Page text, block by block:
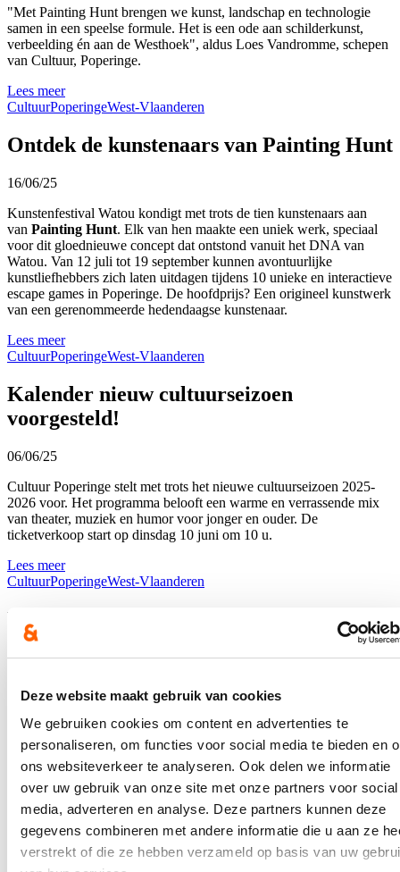
Deze website maakt gebruik van cookies
We gebruiken cookies om content en advertenties te
personaliseren, om functies voor social media te bieden en
ons websiteverkeer te analyseren. Ook delen we informatie
over uw gebruik van onze site met onze partners voor social
media, adverteren en analyse. Deze partners kunnen deze
gegevens combineren met andere informatie die u aan ze
verstrekt of die ze hebben verzameld op basis van uw
"Met Painting Hunt brengen we kunst, landschap en technologie
samen in een speelse formule. Het is een ode aan schilderkunst,
verbeelding én aan de Westhoek", aldus Loes Vandromme, schepen
van Cultuur, Poperinge.
Lees meer
CultuurPoperingeWest-Vlaanderen
Ontdek de kunstenaars van Painting Hunt
16/06/25
Kunstenfestival Watou kondigt met trots de tien kunstenaars aan
van Painting Hunt. Elk van hen maakte een uniek werk, speciaal
voor dit gloednieuwe concept dat ontstond vanuit het DNA van
Watou. Van 12 juli tot 19 september kunnen avontuurlijke
kunstliefhebbers zich laten uitdagen tijdens 10 unieke en interactieve
escape games in Poperinge. De hoofdprijs? Een origineel kunstwerk
van een gerenommeerde hedendaagse kunstenaar.
Lees meer
CultuurPoperingeWest-Vlaanderen
Kalender nieuw cultuurseizoen
voorgesteld!
06/06/25
Cultuur Poperinge stelt met trots het nieuwe cultuurseizoen 2025-
2026 voor. Het programma belooft een warme en verrassende mix
van theater, muziek en humor voor jonger en ouder. De
ticketverkoop start op dinsdag 10 juni om 10 u.
Lees meer
CultuurPoperingeWest-Vlaanderen
Parkconcerten brengen muziek naar het
stadspark
geven deze zomer het beste van zichzelf op het podium van de
Parkconcerten. Het beloven vijf muzikale donderdagen te worden in
het Burggraaf Frimoutpark. Het publiek bepaalde opnieuw mee de
line-up van dit jaar.
Lees meer
West-Vlaanderen
Masterplan Vroonhofsite krijgt update